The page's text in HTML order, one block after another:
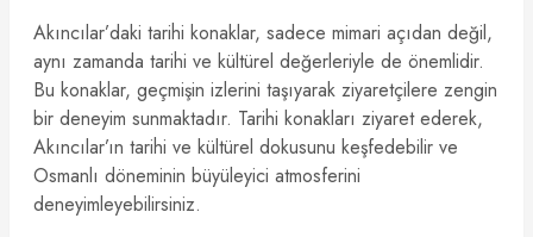
Akıncılar’daki tarihi konaklar, sadece mimari açıdan değil,
aynı zamanda tarihi ve kültürel değerleriyle de önemlidir.
Bu konaklar, geçmişin izlerini taşıyarak ziyaretçilere zengin
bir deneyim sunmaktadır. Tarihi konakları ziyaret ederek,
Akıncılar’ın tarihi ve kültürel dokusunu keşfedebilir ve
Osmanlı döneminin büyüleyici atmosferini
deneyimleyebilirsiniz.